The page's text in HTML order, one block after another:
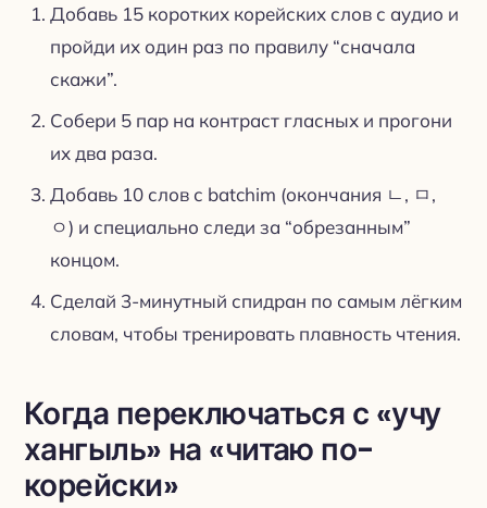
Добавь 15 коротких корейских слов с аудио и
пройди их один раз по правилу “сначала
скажи”.
Собери 5 пар на контраст гласных и прогони
их два раза.
Добавь 10 слов с batchim (окончания ㄴ, ㅁ,
ㅇ) и специально следи за “обрезанным”
концом.
Сделай 3-минутный спидран по самым лёгким
словам, чтобы тренировать плавность чтения.
Когда переключаться с «учу
хангыль» на «читаю по-
корейски»